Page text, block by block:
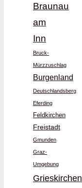
Braunau
am
Inn
Bruck-
Mürzzuschlag
Burgenland
Deutschlandsberg
Eferding
Feldkirchen
Freistadt
Gmunden
Graz-
Umgebung
Grieskirchen